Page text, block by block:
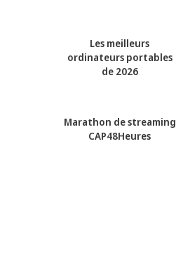
Les meilleurs
ordinateurs portables
de 2026
Marathon de streaming
CAP48Heures